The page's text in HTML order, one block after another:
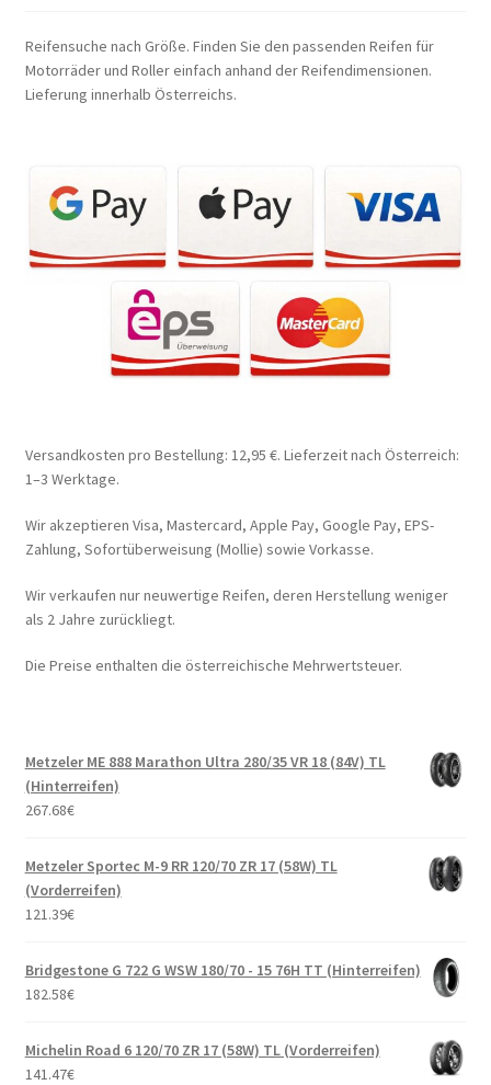
Reifensuche nach Größe. Finden Sie den passenden Reifen für
Motorräder und Roller einfach anhand der Reifendimensionen.
Lieferung innerhalb Österreichs.
Versandkosten pro Bestellung: 12,95 €. Lieferzeit nach Österreich:
1–3 Werktage.
Wir akzeptieren Visa, Mastercard, Apple Pay, Google Pay, EPS-
Zahlung, Sofortüberweisung (Mollie) sowie Vorkasse.
Wir verkaufen nur neuwertige Reifen, deren Herstellung weniger
als 2 Jahre zurückliegt.
Die Preise enthalten die österreichische Mehrwertsteuer.
Metzeler ME 888 Marathon Ultra 280/35 VR 18 (84V) TL
(Hinterreifen)
267.68€
Metzeler Sportec M-9 RR 120/70 ZR 17 (58W) TL
(Vorderreifen)
121.39€
Bridgestone G 722 G WSW 180/70 - 15 76H TT (Hinterreifen)
182.58€
Michelin Road 6 120/70 ZR 17 (58W) TL (Vorderreifen)
141.47€